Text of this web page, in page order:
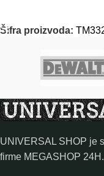
Šifra proizvoda:
UNIVERSAL SHOP je
firme MEGASHOP 24H.